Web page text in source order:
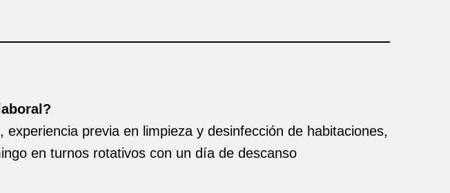
previa en limpieza y desinfección de habitaciones,
en turnos rotativos con un día de descanso